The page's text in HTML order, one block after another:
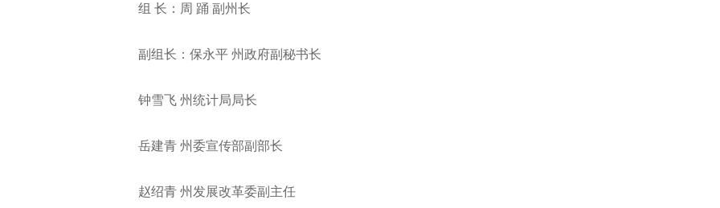
组 长：周 踊 副州长
副组长：保永平 州政府副秘书长
钟雪飞 州统计局局长
岳建青 州委宣传部副部长
赵绍青 州发展改革委副主任